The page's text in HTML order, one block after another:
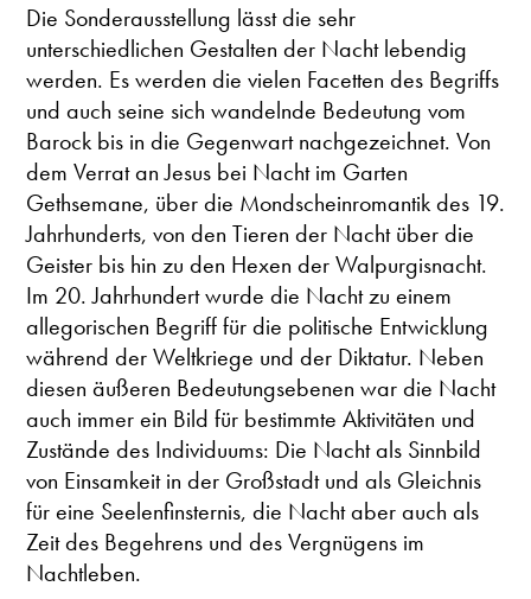
Die Sonderausstellung lässt die sehr
unterschiedlichen Gestalten der Nacht lebendig
werden. Es werden die vielen Facetten des Begriffs
und auch seine sich wandelnde Bedeutung vom
Barock bis in die Gegenwart nachgezeichnet. Von
dem Verrat an Jesus bei Nacht im Garten
Gethsemane, über die Mondscheinromantik des 19.
Jahrhunderts, von den Tieren der Nacht über die
Geister bis hin zu den Hexen der Walpurgisnacht.
Im 20. Jahrhundert wurde die Nacht zu einem
allegorischen Begriff für die politische Entwicklung
während der Weltkriege und der Diktatur. Neben
diesen äußeren Bedeutungsebenen war die Nacht
auch immer ein Bild für bestimmte Aktivitäten und
Zustände des Individuums: Die Nacht als Sinnbild
von Einsamkeit in der Großstadt und als Gleichnis
für eine Seelenfinsternis, die Nacht aber auch als
Zeit des Begehrens und des Vergnügens im
Nachtleben.